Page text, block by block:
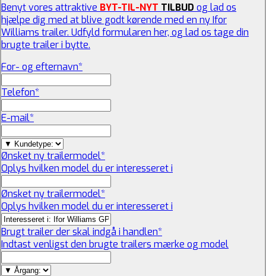
Benyt vores attraktive BYT-TIL-NYT TILBUD og lad os
hjælpe dig med at blive godt kørende med en ny Ifor
Williams trailer. Udfyld formularen her, og lad os tage din
brugte trailer i bytte.
For- og efternavn*
Telefon*
E-mail*
Ønsket ny trailermodel*
Oplys hvilken model du er interesseret i
Ønsket ny trailermodel*
Oplys hvilken model du er interesseret i
Brugt trailer der skal indgå i handlen*
Indtast venligst den brugte trailers mærke og model